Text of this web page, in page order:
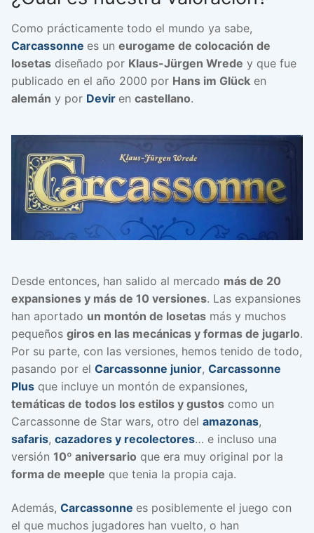
Como prácticamente todo el mundo ya sabe,
Carcassonne es un eurogame de colocación de
losetas diseñado por Klaus-Jürgen Wrede y que fue
publicado en el año 2000 por Hans im Glück en
alemán y por Devir en castellano.
Desde entonces, han salido al mercado más de 20
expansiones y más de 10 versiones. Las expansiones
han aportado un montón de losetas más y muchos
pequeños giros en las mecánicas y formas de jugarlo.
Por su parte, con las versiones, hemos tenido de todo,
pasando por el Carcassonne junior, Carcassonne
Plus que incluye un montón de expansiones,
temáticas de todos los estilos y gustos como un
Carcassonne de Star wars, otro del amazonas,
safaris, cazadores y recolectores… e incluso una
versión 10º aniversario que era muy original por la
forma de meeple que tenia la propia caja.
Además, Carcassonne es posiblemente el juego con
el que muchos jugadores han vuelto, o han